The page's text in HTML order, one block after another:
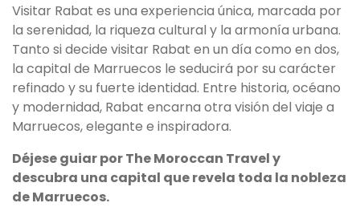
Visitar Rabat es una experiencia única, marcada por
la serenidad, la riqueza cultural y la armonía urbana.
Tanto si decide visitar Rabat en un día como en dos,
la capital de Marruecos le seducirá por su carácter
refinado y su fuerte identidad. Entre historia, océano
y modernidad, Rabat encarna otra visión del viaje a
Marruecos, elegante e inspiradora.
Déjese guiar por The Moroccan Travel y
descubra una capital que revela toda la nobleza
de Marruecos.